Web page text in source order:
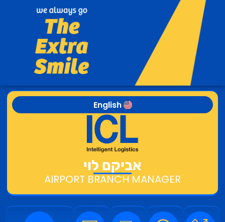
English
אביקם לוי
AIRPORT BRANCH MANAGER